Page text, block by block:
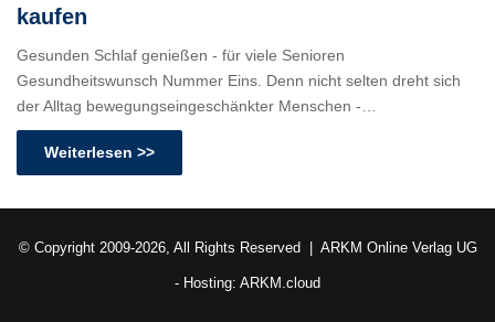
kaufen
Gesunden Schlaf genießen - für viele Senioren
Gesundheitswunsch Nummer Eins. Denn nicht selten dreht sich
der Alltag bewegungseingeschänkter Menschen -…
Weiterlesen >>
© Copyright 2009-2026, All Rights Reserved | ARKM Online Verlag UG
- Hosting: ARKM.cloud